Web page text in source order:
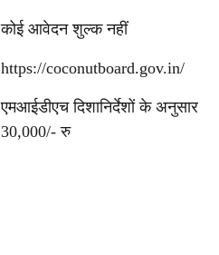
कोई आवेदन शुल्क नहीं
https://coconutboard.gov.in/
एमआईडीएच दिशानिर्देशों के अनुसार
30,000/- रु